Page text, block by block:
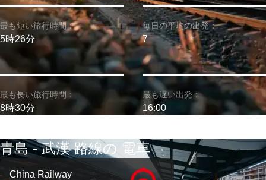
最も短い旅行時間：
5時26分
最も長い旅行時間：
8時30分
毎日の平均の出発：
7
最も遅い出発：
16:00
青島 - 武漢 路線の 電車
China Railway